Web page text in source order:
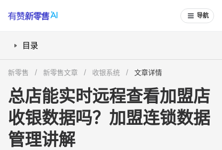
导航
目录
异地核查收银流水具体怎么操作？
新加盟品牌信息化管理，可以怎样实地考察？
常见问题
加盟店和直营店的数据监管方式有区别吗？
新零售 新零售文章 收银系统 文章详情
总店能实时远程查看加盟店
收银数据吗？加盟连锁数据
管理讲解